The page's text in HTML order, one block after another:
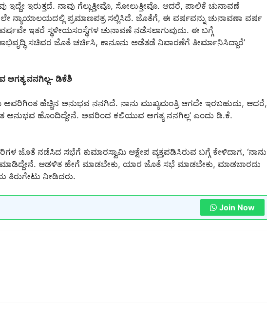
ಇದ್ದೇ ಇರುತ್ತದೆ. ನಾವು ಗೆಲ್ಲುತ್ತೀವೊ, ಸೋಲುತ್ತೀವೊ. ಆದರೆ, ಪಾಲಿಕೆ ಚುನಾವಣೆ
ನ್ಯಾಯಾಲಯದಲ್ಲಿ ಪ್ರಮಾಣಪತ್ರ ಸಲ್ಲಿಸಿದೆ. ಜೊತೆಗೆ, ಈ ವರ್ಷವನ್ನು ಚುನಾವಣಾ ವರ್ಷ
ಇತರೆ ಸ್ಥಳೀಯಸಂಸ್ಥೆಗಳ ಚುನಾವಣೆ ನಡೆಸಲಾಗುವುದು. ಈ ಬಗ್ಗೆ
ಸಚಿವರ ಜೊತೆ ಚರ್ಚಿಸಿ, ಕಾನೂನು ಅಡೆತಡೆ ನಿವಾರಣೆಗೆ ತೀರ್ಮಾನಿಸಿದ್ದಾರೆ’
ನನಗಿಲ್ಲ- ಡಿಕೆಶಿ
ಅವರಿಗಿಂತ ಹೆಚ್ಚಿನ ಅನುಭವ ನನಗಿದೆ. ನಾನು ಮುಖ್ಯಮಂತ್ರಿ ಆಗದೇ ಇರಬಹುದು, ಆದರೆ,
ಅನುಭವ ಹೊಂದಿದ್ದೇನೆ. ಅವರಿಂದ ಕಲಿಯುವ ಅಗತ್ಯ ನನಗಿಲ್ಲ’ ಎಂದು ಡಿ.ಕೆ.
ಜೊತೆ ನಡೆಸಿದ ಸಭೆಗೆ ಕುಮಾರಸ್ವಾಮಿ ಆಕ್ಷೇಪ ವ್ಯಕ್ತಪಡಿಸಿರುವ ಬಗ್ಗೆ ಕೇಳಿದಾಗ, ‘ನಾನು
ಆಡಳಿತ ಹೇಗೆ ಮಾಡಬೇಕು, ಯಾರ ಜೊತೆ ಸಭೆ ಮಾಡಬೇಕು, ಮಾಡಬಾರದು
ತಿರುಗೇಟು ನೀಡಿದರು.
Join Now